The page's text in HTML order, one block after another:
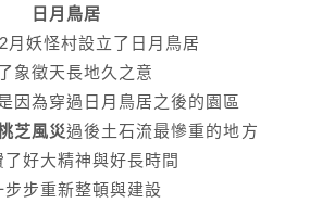
日月鳥居
月妖怪村設立了日月鳥居
象徵天長地久之意
因為穿過日月鳥居之後的園區
芝風災過後土石流最慘重的地方
了好大精神與好長時間
步步重新整頓與建設